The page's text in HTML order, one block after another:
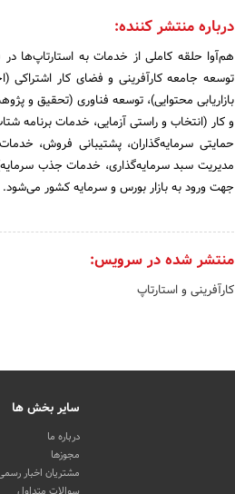
درباره منتشر کننده:
هم‌آوا حلقه کاملی از خدمات به استارتاپ‌ها
توسعه جامعه کارآفرینی و فضای کار اشتراکی
بازاریابی محتوایی)، توسعه فناوری (تحقیق و
و کار (انتخاب و راستی آزمایی، خدمات برنامه
حمایتی سرمایه‌گذاران، پشتیبانی فروش،
مدیریت سبد سرمایه‌گذاری، خدمات جذب
جهت ورود به بازار بورس و سرمایه کشور می‌شود.
منتشر شده در سرویس:
کارآفرینی و استارتاپ
سایر بخش ها
درباره ما
مجوزها
مشتریان اخبار